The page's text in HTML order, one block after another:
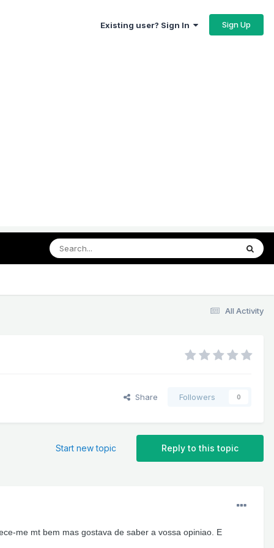
Existing user? Sign In Sign Up
All Activity
Share Followers 0
Reply to this topic
Start new topic
me mt bem mas gostava de saber a vossa opiniao. E